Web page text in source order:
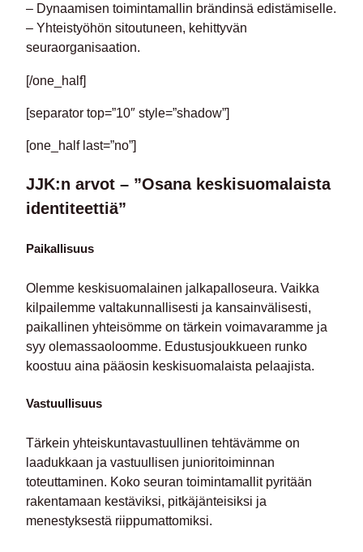
– Dynaamisen toimintamallin brändinsä edistämiselle.
– Yhteistyöhön sitoutuneen, kehittyvän
seuraorganisaation.
[/one_half]
[separator top=”10″ style=”shadow”]
[one_half last=”no”]
JJK:n arvot – ”Osana keskisuomalaista
identiteettiä”
Paikallisuus
Olemme keskisuomalainen jalkapalloseura. Vaikka
kilpailemme valtakunnallisesti ja kansainvälisesti,
paikallinen yhteisömme on tärkein voimavaramme ja
syy olemassaoloomme. Edustusjoukkueen runko
koostuu aina pääosin keskisuomalaista pelaajista.
Vastuullisuus
Tärkein yhteiskuntavastuullinen tehtävämme on
laadukkaan ja vastuullisen junioritoiminnan
toteuttaminen. Koko seuran toimintamallit pyritään
rakentamaan kestäviksi, pitkäjänteisiksi ja
menestyksestä riippumattomiksi.